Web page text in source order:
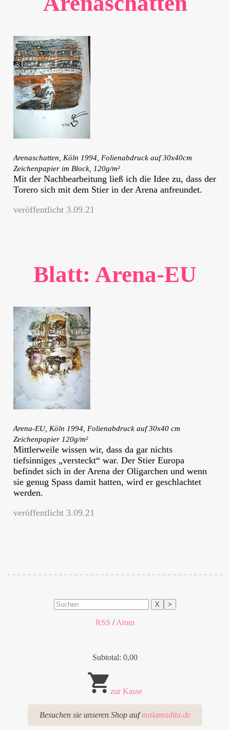
Arenaschatten, Köln 1994, Folienabdruck auf 30x40cm
Zeichenpapier im Block, 120g/m²
Mit der Nachbearbeitung ließ ich die Idee zu, dass der
Torero sich mit dem Stier in der Arena anfreundet.
veröffentlicht 3.09.21
Blatt: Arena-EU
Arena-EU, Köln 1994, Folienabdruck auf 30x40 cm
Zeichenpapier 120g/m²
Mittlerweile wissen wir, dass da gar nichts
tiefsinniges „versteckt“ war. Der Stier Europa
befindet sich in der Arena der Oligarchen und wenn
sie genug Spass damit hatten, wird er geschlachtet
werden.
veröffentlicht 3.09.21
X >
RSS /Atom
Subtotal: 0,00
zur Kasse
Besuchen sie unseren Shop aufmalamadita.de